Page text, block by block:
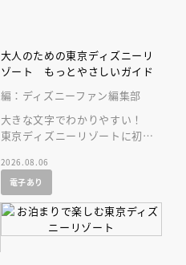
大人のための東京ディズニーリ
ゾート もっとやさしいガイド
編：ディズニーファン編集部
大きな文字でわかりやすい！
東京ディズニーリゾートに初め
人へ贈る、やさしいガイドブッ
ク。
2026.08.06
電子あり